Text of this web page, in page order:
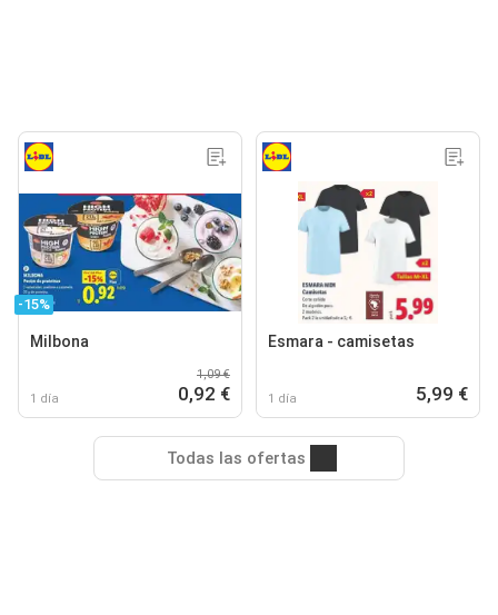
-15%
Milbona
1 día
1,09 €
0,92 €
Esmara - camisetas
1 día 5,99 €
Todas las ofertas